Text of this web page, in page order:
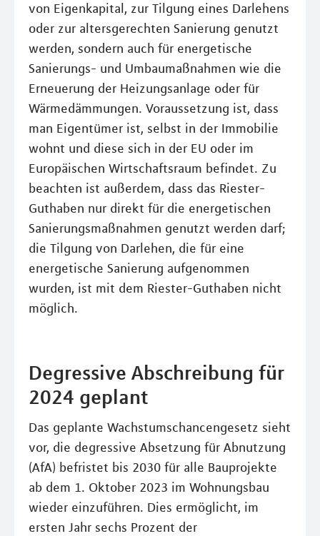
von Eigenkapital, zur Tilgung eines Darlehens
oder zur altersgerechten Sanierung genutzt
werden, sondern auch für energetische
Sanierungs- und Umbaumaßnahmen wie die
Erneuerung der Heizungsanlage oder für
Wärmedämmungen. Voraussetzung ist, dass
man Eigentümer ist, selbst in der Immobilie
wohnt und diese sich in der EU oder im
Europäischen Wirtschaftsraum befindet. Zu
beachten ist außerdem, dass das Riester-
Guthaben nur direkt für die energetischen
Sanierungsmaßnahmen genutzt werden darf;
die Tilgung von Darlehen, die für eine
energetische Sanierung aufgenommen
wurden, ist mit dem Riester-Guthaben nicht
möglich.
Degressive Abschreibung für
2024 geplant
Das geplante Wachstumschancengesetz sieht
vor, die degressive Absetzung für Abnutzung
(AfA) befristet bis 2030 für alle Bauprojekte
ab dem 1. Oktober 2023 im Wohnungsbau
wieder einzuführen. Dies ermöglicht, im
ersten Jahr sechs Prozent der